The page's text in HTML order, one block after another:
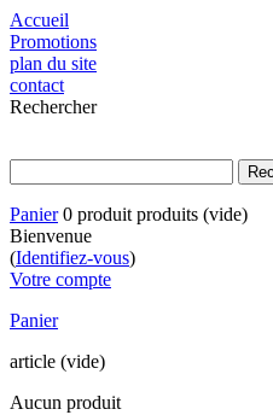
Accueil
Promotions
plan du site
contact
Rechercher
Panier 0 produit produits (vide)
Bienvenue
(Identifiez-vous)
Votre compte
Panier
article (vide)
Aucun produit